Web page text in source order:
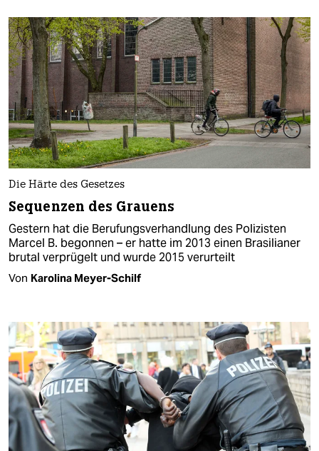
Die Härte des Gesetzes
Sequenzen des Grauens
Gestern hat die Berufungsverhandlung des Polizisten
Marcel B. begonnen – er hatte im 2013 einen Brasilianer
brutal verprügelt und wurde 2015 verurteilt
Von Karolina Meyer-Schilf